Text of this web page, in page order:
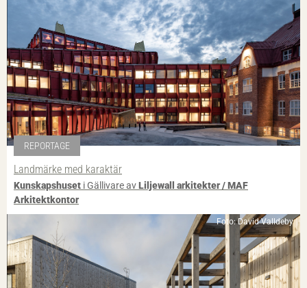
REPORTAGE
Landmärke med karaktär
Kunskapshuset i Gällivare avLiljewall arkitekter / MAF
Arkitektkontor
Foto: David Valldeby